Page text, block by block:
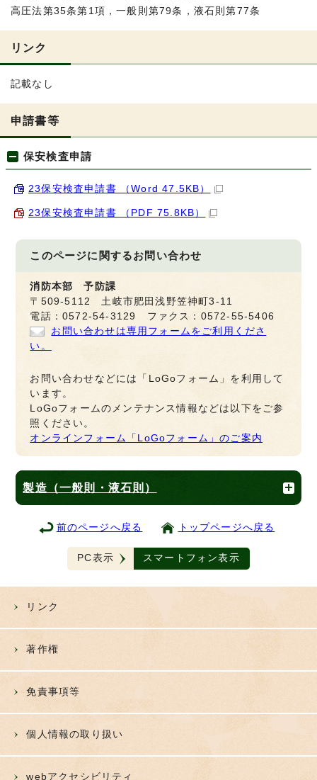
高圧法第35条第1項，一般則第79条，液石則第77条
リンク
記載なし
申請書等
保安検査申請
23保安検査申請書 （Word 47.5KB）
23保安検査申請書 （PDF 75.8KB）
このページに関するお問い合わせ
消防本部 予防課
〒509-5112 土岐市肥田浅野笠神町3-11
電話：0572-54-3129 ファクス：0572-55-5406
お問い合わせは専用フォームをご利用くださ
い。
お問い合わせなどには「LoGoフォーム」を利用して
います。
LoGoフォームのメンテナンス情報などは以下をご参
照ください。
オンラインフォーム「LoGoフォーム」のご案内
製造（一般則・液石則）
前のページへ戻る トップページへ戻る
PC表示 スマートフォン表示
リンク
著作権
免責事項等
個人情報の取り扱い
webアクセシビリティ